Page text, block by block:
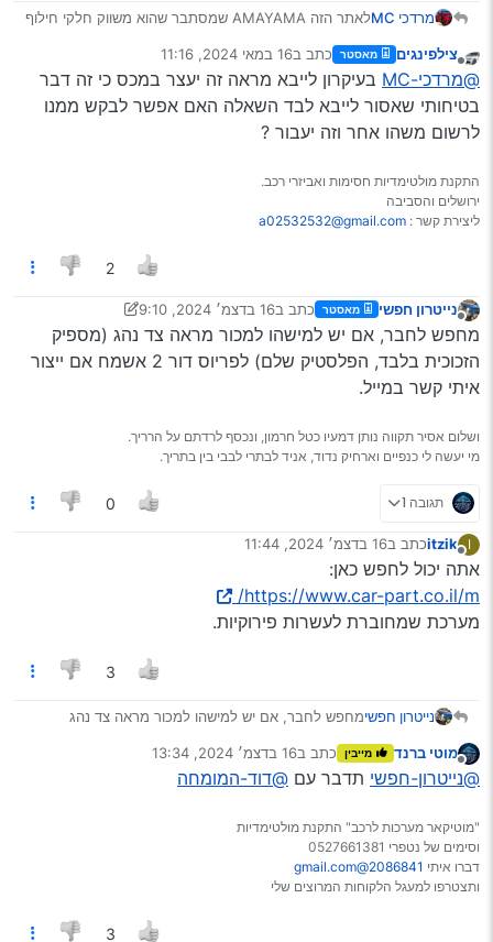
מרדכי MC
לאתר הזה AMAYAMA שמסתבר שהוא משווק חלקי חילוף
ראיתי המלצות שווה לנסות אומרים שהוא זול
רק לבדוק בעיות במכס איך עוקפים את זה
צילפינגים מאסטר כתב ב16 במאי 2024, 11:16
נערך לאחרונה על ידי
@מרדכי-MC
בעיקרון לייבא מראה זה יעצר במכס כי זה דבר
בטיחותי שאסור לייבא לבד השאלה האם אפשר לבקש ממנו
לרשום משהו אחר וזה יעבור ?
התקנת מולטימדיות חסימות ואביזרי רכב.
ירושלים והסביבה
ליצירת קשר : a02532532@gmail.com
2
נייטרון חפשי מאסטר כתב ב16 בדצמ׳ 2024, 9:10
נערך לאחרונה על ידי נייטרון חפשי
מחפש לחבר, אם יש למישהו למכור מראה צד נהג (מספיק
הזכוכית בלבד, הפלסטיק שלם) לפריוס דור 2 אשמח אם ייצור
איתי קשר במייל.
ושלום אסיר תקווה נותן דמעיו כטל חרמון, ונכסף לרדתם על הרריך.
מי יעשה לי כנפיים וארחיק נדוד, אניד לבתרי לבבי בין בתריך.
תגובה 1 0
I
itzikכתב ב16 בדצמ׳ 2024, 11:44
נערך לאחרונה על ידי
אתה יכול לחפש כאן:
https://www.car-part.co.il/m/
מערכת שמחוברת לעשרות פירוקיות.
3
נייטרון חפשימחפש לחבר, אם יש למישהו למכור מראה צד נהג
אשמח אם ייצור איתי קשר במייל.
מוטי ברנד מייבין כתב ב16 בדצמ׳ 2024, 13:34
נערך לאחרונה על ידי
@נייטרון-חפשי תדבר עם @דוד-המומחה
"מוטיקאר מערכות לרכב" התקנת מולטימדיות
וסימים של נטפרי 0527661381
דברו איתי 2086841@gmail.com
ותצטרפו למעגל הלקוחות המרוצים שלי
3